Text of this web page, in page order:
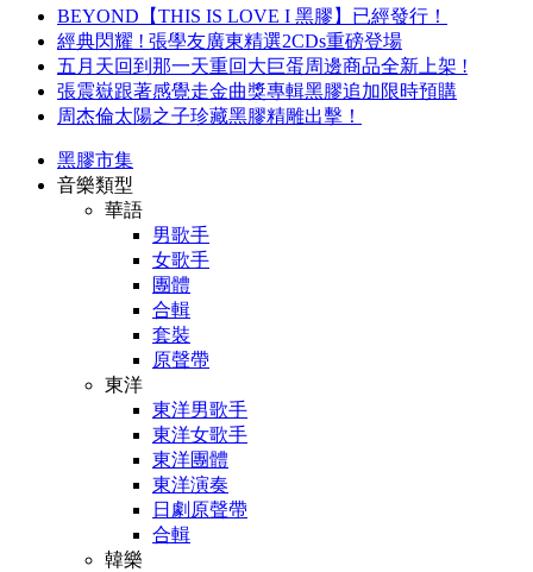
BEYOND【THIS IS LOVE I 黑膠】已經發行！
經典閃耀 ! 張學友廣東精選2CDs重磅登場
五月天回到那一天重回大巨蛋周邊商品全新上架 !
張震嶽跟著感覺走金曲獎專輯黑膠追加限時預購
周杰倫太陽之子珍藏黑膠精雕出擊！
黑膠市集
音樂類型
華語
男歌手
女歌手
團體
合輯
套裝
原聲帶
東洋
東洋男歌手
東洋女歌手
東洋團體
東洋演奏
日劇原聲帶
合輯
韓樂